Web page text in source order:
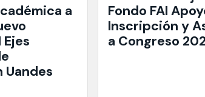
a
Ejes
Uandes
Fondo FAI
Inscripción y
a Congreso